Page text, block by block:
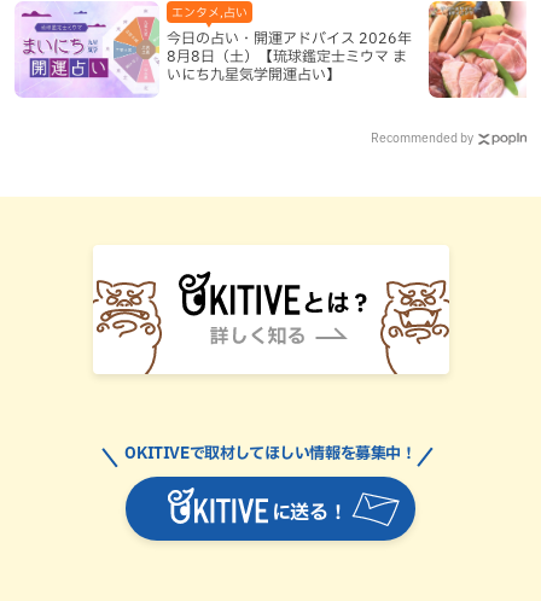
今日の占い・開運アドバイス 2026年
8月8日（土）【琉球鑑定士ミウマ ま
いにち九星気学開運占い】
エンタメ,占い
Recommended by
に送る！
OKITIVEで取材してほしい情報を募集中！